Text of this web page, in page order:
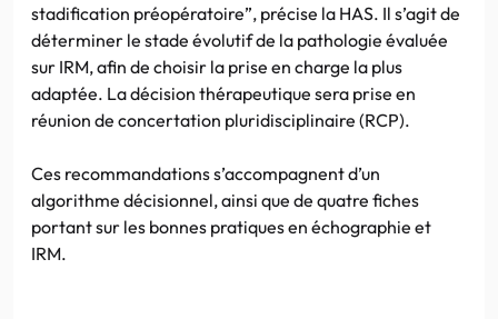
stadification préopératoire”, précise la HAS. Il s’agit de
déterminer le stade évolutif de la pathologie évaluée
sur IRM, afin de choisir la prise en charge la plus
adaptée. La décision thérapeutique sera prise en
réunion de concertation pluridisciplinaire (RCP).
Ces recommandations s’accompagnent d’un
algorithme décisionnel, ainsi que de quatre fiches
portant sur les bonnes pratiques en échographie et
IRM.